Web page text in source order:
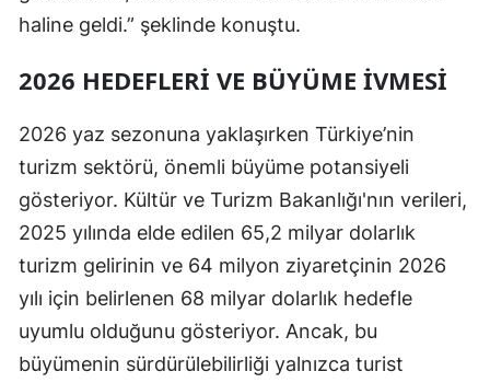
haline geldi.” şeklinde konuştu.
2026 HEDEFLERI VE BÜYÜME İVMESI
2026 yaz sezonuna yaklaşırken Türkiye’nin
turizm sektörü, önemli büyüme potansiyeli
gösteriyor. Kültür ve Turizm Bakanlığı'nın verileri,
2025 yılında elde edilen 65,2 milyar dolarlık
turizm gelirinin ve 64 milyon ziyaretçinin 2026
yılı için belirlenen 68 milyar dolarlık hedefle
uyumlu olduğunu gösteriyor. Ancak, bu
büyümenin sürdürülebilirliği yalnızca turist